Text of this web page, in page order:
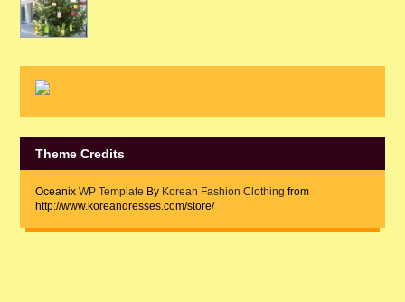
Theme Credits
Oceanix WP Template By Korean Fashion Clothing from
http://www.koreandresses.com/store/